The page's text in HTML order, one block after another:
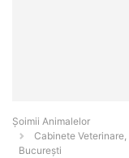
Şoimii Animalelor
Cabinete
Bucureşti